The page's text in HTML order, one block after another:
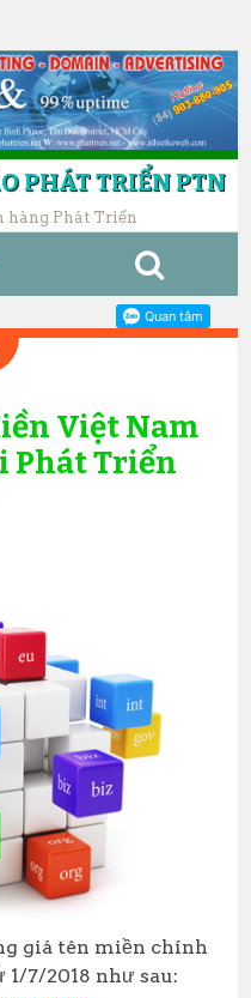
PHÁT TRIỂN PTN
hàng Phát Triển
WIDGETS
AR
Việt Nam
Phát Triển
giá tên miền chính
7/2018 như sau: